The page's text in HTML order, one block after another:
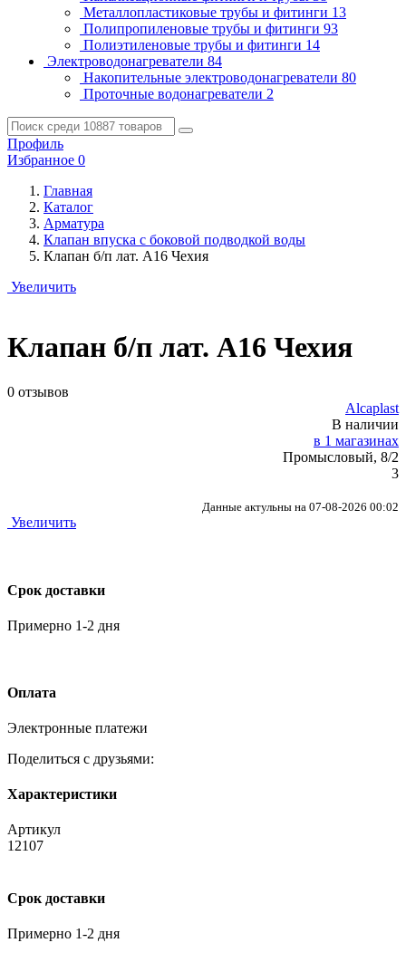
Металлопластиковые трубы и фитинги 13
Полипропиленовые трубы и фитинги 93
Полиэтиленовые трубы и фитинги 14
Электроводонагреватели 84
Накопительные электроводонагреватели 80
Проточные водонагреватели 2
Профиль
Избранное 0
Главная
Каталог
Арматура
Клапан впуска с боковой подводкой воды
Клапан б/п лат. А16 Чехия
Увеличить
Клапан б/п лат. А16 Чехия
0 отзывов
Alcaplast
В наличии
в 1 магазинах
Промысловый, 8/2
3
Данные актульны на 07-08-2026 00:02
Увеличить
Срок доставки
Примерно 1-2 дня
Оплата
Электронные платежи
Поделиться с друзьями:
Характеристики
Артикул
12107
Срок доставки
Примерно 1-2 дня